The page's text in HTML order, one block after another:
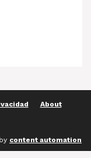
About
content automation